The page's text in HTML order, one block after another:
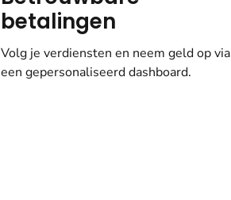
betalingen
Volg je verdiensten en neem geld op via
een gepersonaliseerd dashboard.